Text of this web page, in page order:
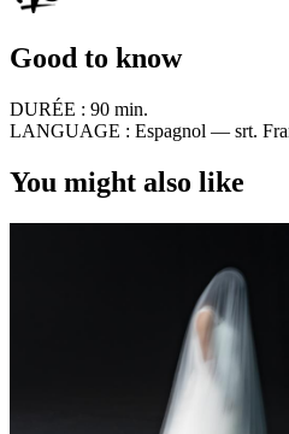
Good to know
DURÉE : 90 min.
LANGUAGE : Espagnol — srt.
You might also like